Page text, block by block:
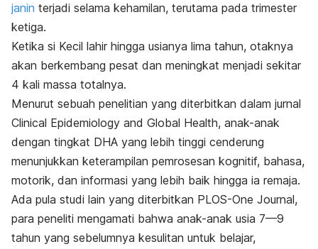
janin terjadi selama kehamilan, terutama pada trimester
ketiga.
Ketika si Kecil lahir hingga usianya lima tahun, otaknya
akan berkembang pesat dan meningkat menjadi sekitar
4 kali massa totalnya.
Menurut sebuah penelitian yang diterbitkan dalam jurnal
Clinical Epidemiology and Global Health, anak-anak
dengan tingkat DHA yang lebih tinggi cenderung
menunjukkan keterampilan pemrosesan kognitif, bahasa,
motorik, dan informasi yang lebih baik hingga ia remaja.
Ada pula studi lain yang diterbitkan PLOS-One Journal,
para peneliti mengamati bahwa anak-anak usia 7—9
tahun yang sebelumnya kesulitan untuk belajar,